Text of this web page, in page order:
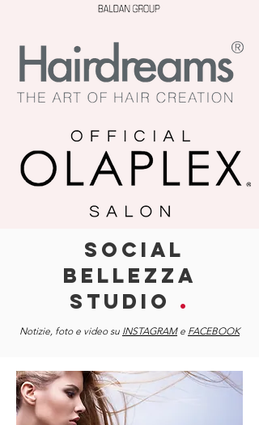
SOCIAL
BELLEZZA
STUDIO .
Notizie, foto e video su INSTAGRAMe FACEBOOK